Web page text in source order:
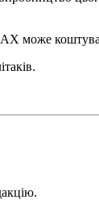
може